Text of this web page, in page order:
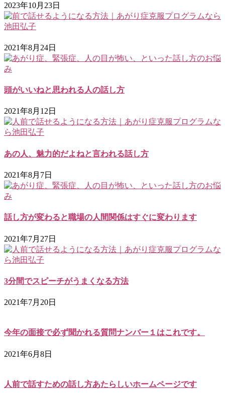
2023年10月23日
2021年8月24日
頭がいいねと思われる人の話し方
2021年8月12日
あの人、魅力的だよねと言われる話し方
2021年8月7日
話し方が変わると職場の人間関係はすぐに変わります
2021年7月27日
3分間でスピーチがうまくなる方法
2021年7月20日
今年の面接で必ず聞かれる質問ナンバー１はこれです。
2021年6月8日
人前で話すための話し方あたらしいホームページです